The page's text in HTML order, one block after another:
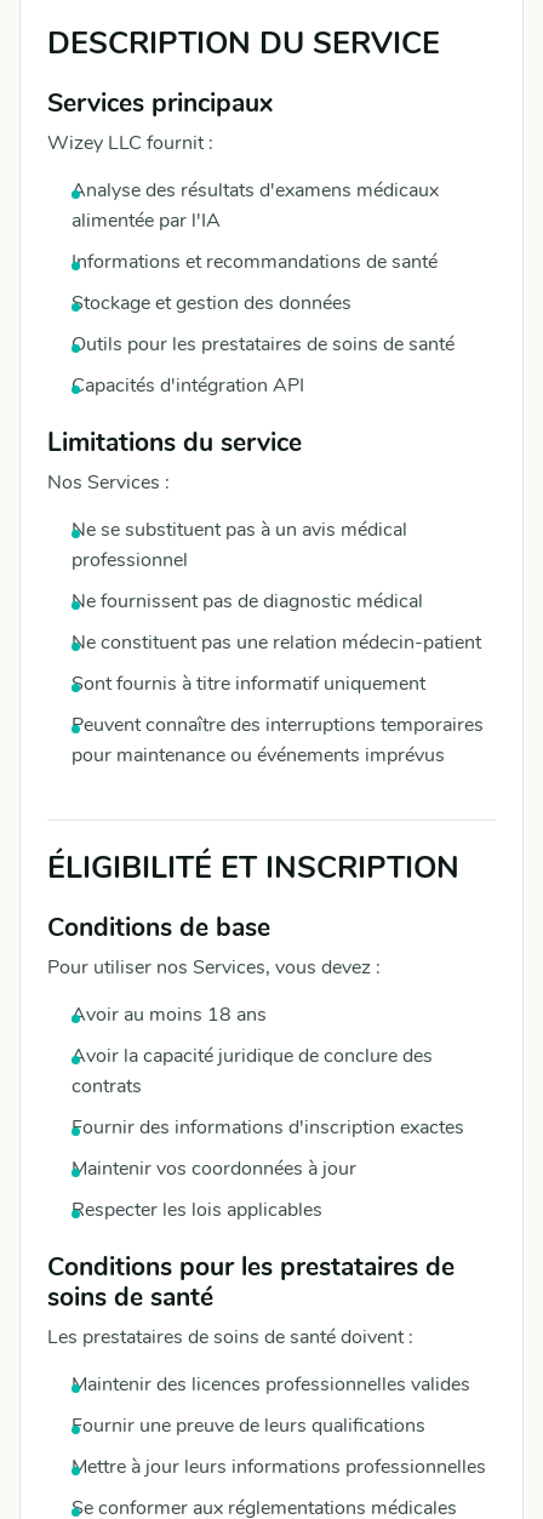
DESCRIPTION DU SERVICE
Services principaux
Wizey LLC fournit :
Analyse des résultats d'examens médicaux
alimentée par l'IA
Informations et recommandations de santé
Stockage et gestion des données
Outils pour les prestataires de soins de santé
Capacités d'intégration API
Limitations du service
Nos Services :
Ne se substituent pas à un avis médical
professionnel
Ne fournissent pas de diagnostic médical
Ne constituent pas une relation médecin-patient
Sont fournis à titre informatif uniquement
Peuvent connaître des interruptions temporaires
pour maintenance ou événements imprévus
ÉLIGIBILITÉ ET INSCRIPTION
Conditions de base
Pour utiliser nos Services, vous devez :
Avoir au moins 18 ans
Avoir la capacité juridique de conclure des
contrats
Fournir des informations d'inscription exactes
Maintenir vos coordonnées à jour
Respecter les lois applicables
Conditions pour les prestataires de
soins de santé
Les prestataires de soins de santé doivent :
Maintenir des licences professionnelles valides
Fournir une preuve de leurs qualifications
Mettre à jour leurs informations professionnelles
Se conformer aux réglementations médicales